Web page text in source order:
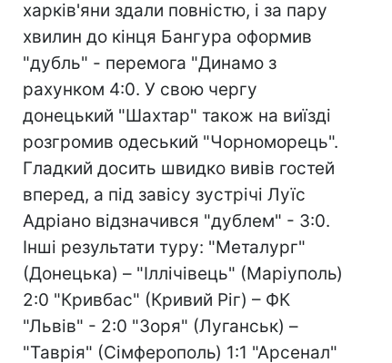
харків'яни здали повністю, і за пару
хвилин до кінця Бангура оформив
"дубль" - перемога "Динамо з
рахунком 4:0. У свою чергу
донецький "Шахтар" також на виїзді
розгромив одеський "Чорноморець".
Гладкий досить швидко вивів гостей
вперед, а під завісу зустрічі Луїс
Адріано відзначився "дублем" - 3:0.
Інші результати туру: "Металург"
(Донецька) – "Іллічівець" (Маріуполь)
2:0 "Кривбас" (Кривий Ріг) – ФК
"Львів" - 2:0 "Зоря" (Луганськ) –
"Таврія" (Сімферополь) 1:1 "Арсенал"